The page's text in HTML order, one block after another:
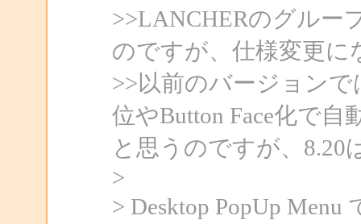
>>LANCHERのグルー
のですが、仕様変更
>>以前のバージョンで
位やButton Face化で
と思うのですが、8.20
>
> Desktop PopUp